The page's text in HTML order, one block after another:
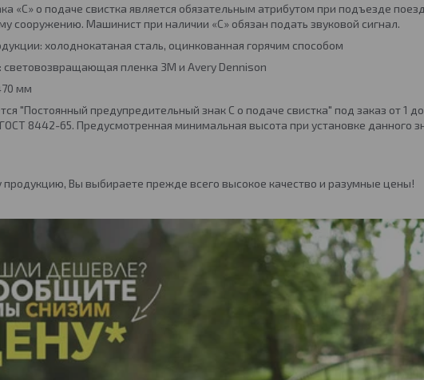
«С» о подаче свистка является обязательным атрибутом при подъезде
сооружению. Машинист при наличии «С» обязан подать звуковой сигнал.
холоднокатаная сталь, оцинкованная горячим способом
пленка 3M и Avery Dennison
мм
"Постоянный предупредительный знак С о подаче свистка" под заказ от 1
8442-65. Предусмотренная минимальная высота при установке данного
Вы выбираете прежде всего высокое качество и разумные цены!